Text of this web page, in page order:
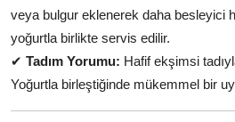
veya bulgur eklenerek daha besleyici
yoğurtla birlikte servis edilir.
✔ Tadım Yorumu: Hafif ekşimsi
Yoğurtla birleştiğinde mükemmel bir